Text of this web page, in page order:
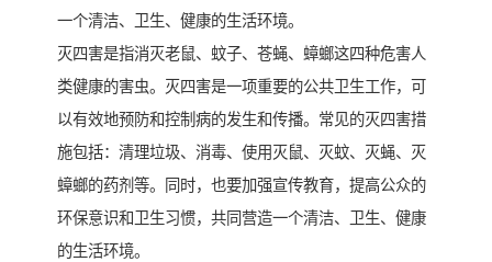
一个清洁、卫生、健康的生活环境。
灭四害是指消灭老鼠、蚊子、苍蝇、蟑螂这四种危害人
类健康的害虫。灭四害是一项重要的公共卫生工作，可
以有效地预防和控制病的发生和传播。常见的灭四害措
施包括：清理垃圾、消毒、使用灭鼠、灭蚊、灭蝇、灭
蟑螂的药剂等。同时，也要加强宣传教育，提高公众的
环保意识和卫生习惯，共同营造一个清洁、卫生、健康
的生活环境。